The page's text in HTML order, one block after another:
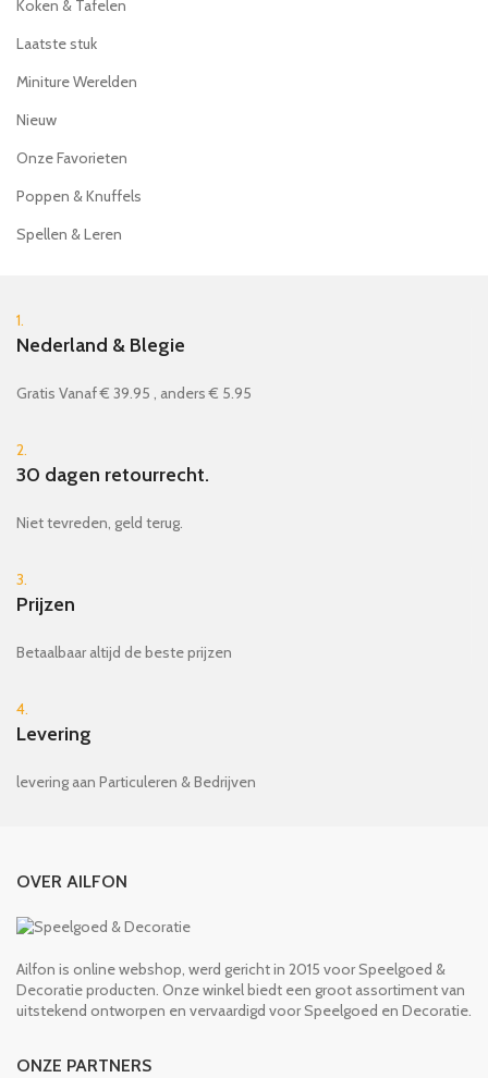
Koken & Tafelen
Laatste stuk
Miniture Werelden
Nieuw
Onze Favorieten
Poppen & Knuffels
Spellen & Leren
1.
Nederland & Blegie
Gratis Vanaf € 39.95 , anders € 5.95
2.
30 dagen retourrecht.
Niet tevreden, geld terug.
3.
Prijzen
Betaalbaar altijd de beste prijzen
4.
Levering
levering aan Particuleren & Bedrijven
OVER AILFON
Ailfon is online webshop, werd gericht in 2015 voor Speelgoed &
Decoratie producten. Onze winkel biedt een groot assortiment van
uitstekend ontworpen en vervaardigd voor Speelgoed en Decoratie.
ONZE PARTNERS